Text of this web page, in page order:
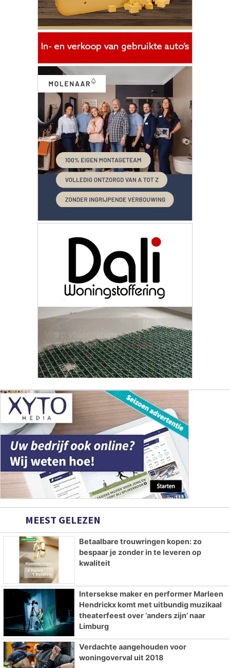
MEEST GELEZEN
Betaalbare trouwringen kopen: zo
bespaar je zonder in te leveren op
kwaliteit
Intersekse maker en performer Marleen
Hendrickx komt met uitbundig muzikaal
theaterfeest over ‘anders zijn’ naar
Limburg
Verdachte aangehouden voor
woningoverval uit 2018